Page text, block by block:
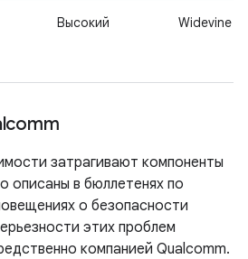
Высокий Widevine
затрагивают компоненты
описаны в бюллетенях по
о безопасности
этих проблем
компанией Qualcomm.